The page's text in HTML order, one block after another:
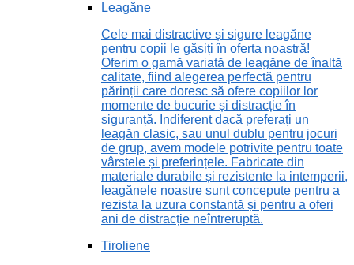
Leagăne
Cele mai distractive și sigure leagăne
pentru copii le găsiți în oferta noastră!
Oferim o gamă variată de leagăne de înaltă
calitate, fiind alegerea perfectă pentru
părinții care doresc să ofere copiilor lor
momente de bucurie și distracție în
siguranță. Indiferent dacă preferați un
leagăn clasic, sau unul dublu pentru jocuri
de grup, avem modele potrivite pentru toate
vârstele și preferințele. Fabricate din
materiale durabile și rezistente la intemperii,
leagănele noastre sunt concepute pentru a
rezista la uzura constantă și pentru a oferi
ani de distracție neîntreruptă.
Tiroliene